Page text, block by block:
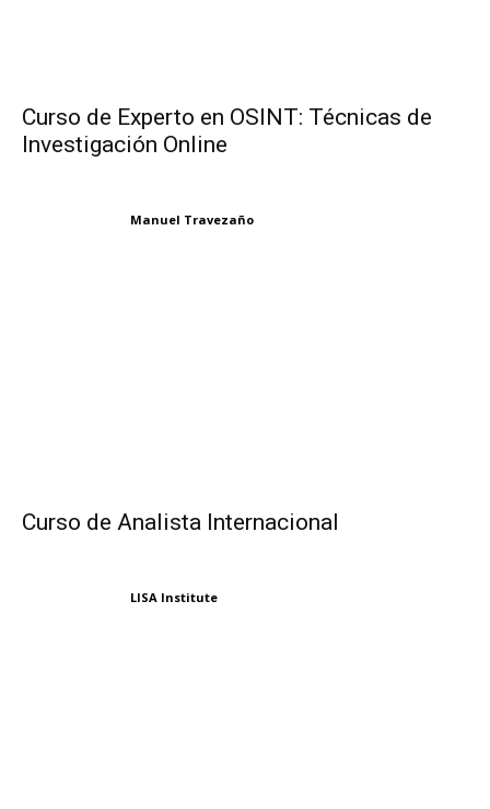
Curso de Experto en OSINT: Técnicas de
Investigación Online
Manuel Travezaño
Curso de Analista Internacional
LISA Institute